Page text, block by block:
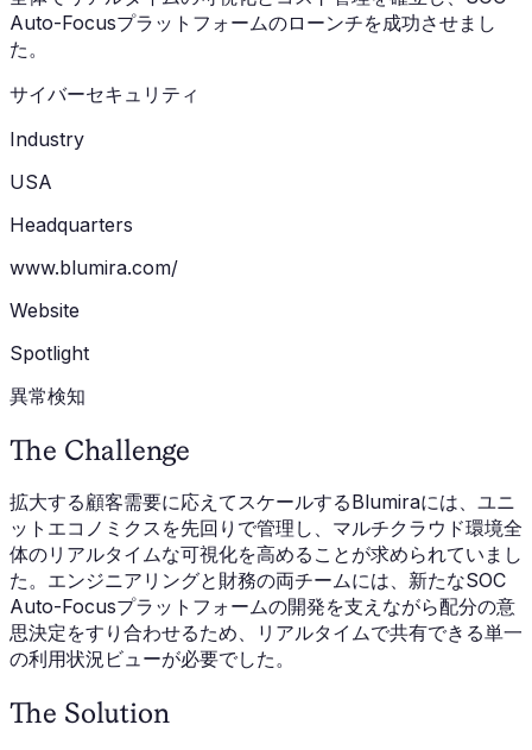
Auto-Focusプラットフォームのローンチを成功させまし
た。
サイバーセキュリティ
Industry
USA
Headquarters
www.blumira.com/
Website
Spotlight
異常検知
The Challenge
拡大する顧客需要に応えてスケールするBlumiraには、ユニ
ットエコノミクスを先回りで管理し、マルチクラウド環境全
体のリアルタイムな可視化を高めることが求められていまし
た。エンジニアリングと財務の両チームには、新たなSOC
Auto-Focusプラットフォームの開発を支えながら配分の意
思決定をすり合わせるため、リアルタイムで共有できる単一
の利用状況ビューが必要でした。
The Solution